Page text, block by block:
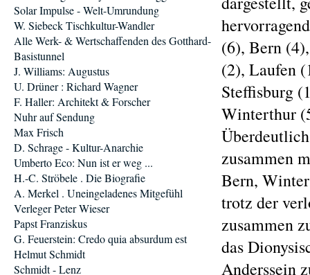
(6), Bern
(2), Laufen
Steffisburg
Winterthur
zusammen
Bern,
trotz der
zusammen
das
Anderssein
Solar Impulse - Welt-Umrundung
W. Siebeck Tischkultur-Wandler
Alle Werk- & Wertschaffenden des Gotthard-
Basistunnel
J. Williams: Augustus
U. Drüner : Richard Wagner
F. Haller: Architekt & Forscher
Nuhr auf Sendung
Max Frisch
D. Schrage - Kultur-Anarchie
Umberto Eco: Nun ist er weg ...
H.-C. Ströbele . Die Biografie
A. Merkel . Uneingeladenes Mitgefühl
Verleger Peter Wieser
Papst Franziskus
G. Feuerstein: Credo quia absurdum est
Helmut Schmidt
Schmidt - Lenz